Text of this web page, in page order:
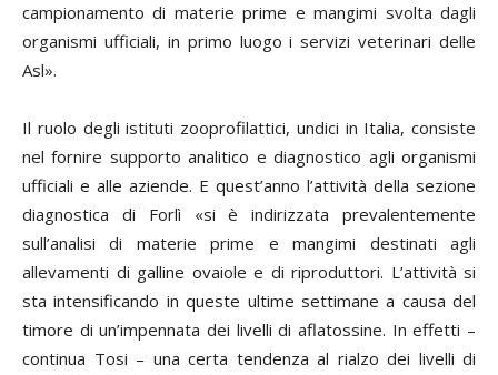
campionamento di materie prime e mangimi svolta dagli
organismi ufficiali, in primo luogo i servizi veterinari delle
Asl».
Il ruolo degli istituti zooprofilattici, undici in Italia, consiste
nel fornire supporto analitico e diagnostico agli organismi
ufficiali e alle aziende. E quest’anno l’attività della sezione
diagnostica di Forlì «si è indirizzata prevalentemente
sull’analisi di materie prime e mangimi destinati agli
allevamenti di galline ovaiole e di riproduttori. L’attività si
sta intensificando in queste ultime settimane a causa del
timore di un’impennata dei livelli di aflatossine. In effetti –
continua Tosi – una certa tendenza al rialzo dei livelli di